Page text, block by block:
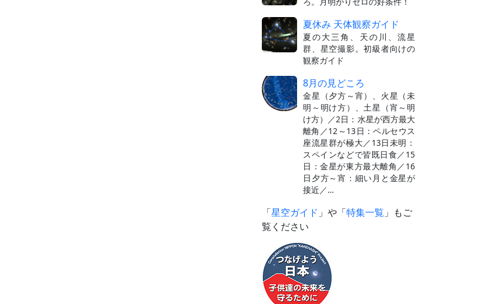
夏休み 天体観察ガイド
夏の大三角、天の川、流星
群、星空撮影。初級者向けの
観察ガイド
8月の見どころ
金星（夕方～宵）、火星（未
明～明け方）、土星（宵～明
け方）／2日：水星が西方最大
離角／12～13日：ペルセウス
座流星群が極大／13日未明：
スペインなどで皆既日食／15
日：金星が東方最大離角／16
日夕方～宵：細い月と金星が
接近／…
「星空ガイド 」や「特集一覧 」もご
覧ください